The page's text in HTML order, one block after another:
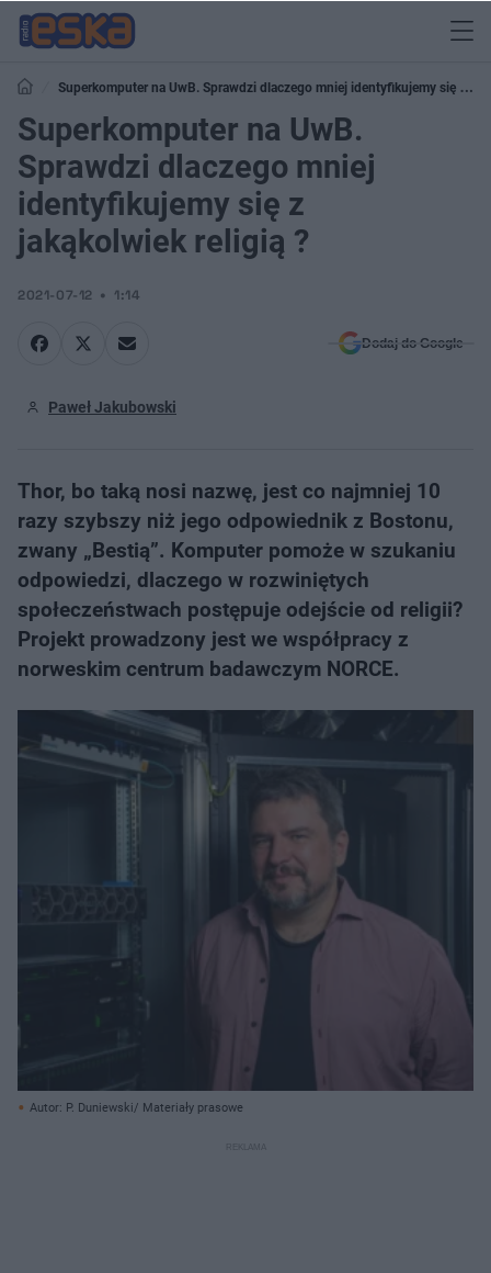
Superkomputer na UwB. Sprawdzi dlaczego mniej identyfikujemy się z
jakąkolwiek religią ?
Superkomputer na UwB.
Sprawdzi dlaczego mniej
identyfikujemy się z
jakąkolwiek religią ?
2021-07-12 1:14
Dodaj do Google
Paweł Jakubowski
Thor, bo taką nosi nazwę, jest co najmniej 10
razy szybszy niż jego odpowiednik z Bostonu,
zwany „Bestią”. Komputer pomoże w szukaniu
odpowiedzi, dlaczego w rozwiniętych
społeczeństwach postępuje odejście od religii?
Projekt prowadzony jest we współpracy z
norweskim centrum badawczym NORCE.
Autor: P. Duniewski/ Materiały prasowe